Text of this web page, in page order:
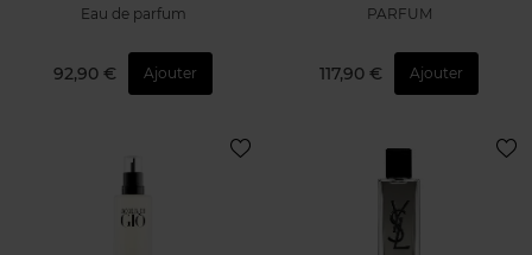
Eau de parfum
92,90 € Ajouter
PARFUM
117,90 € Ajouter